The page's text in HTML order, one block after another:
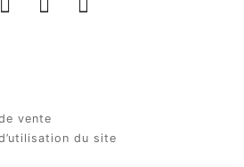
vente
du site